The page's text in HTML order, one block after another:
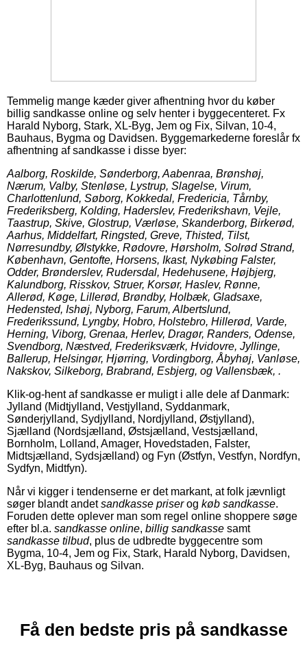
Temmelig mange kæder giver afhentning hvor du køber
billig sandkasse online og selv henter i byggecenteret. Fx
Harald Nyborg, Stark, XL-Byg, Jem og Fix, Silvan, 10-4,
Bauhaus, Bygma og Davidsen. Byggemarkederne foreslår fx
afhentning af sandkasse i disse byer:
Aalborg, Roskilde, Sønderborg, Aabenraa, Brønshøj,
Nærum, Valby, Stenløse, Lystrup, Slagelse, Virum,
Charlottenlund, Søborg, Kokkedal, Fredericia, Tårnby,
Frederiksberg, Kolding, Haderslev, Frederikshavn, Vejle,
Taastrup, Skive, Glostrup, Værløse, Skanderborg, Birkerød,
Aarhus, Middelfart, Ringsted, Greve, Thisted, Tilst,
Nørresundby, Ølstykke, Rødovre, Hørsholm, Solrød Strand,
København, Gentofte, Horsens, Ikast, Nykøbing Falster,
Odder, Brønderslev, Rudersdal, Hedehusene, Højbjerg,
Kalundborg, Risskov, Struer, Korsør, Haslev, Rønne,
Allerød, Køge, Lillerød, Brøndby, Holbæk, Gladsaxe,
Hedensted, Ishøj, Nyborg, Farum, Albertslund,
Frederikssund, Lyngby, Hobro, Holstebro, Hillerød, Varde,
Herning, Viborg, Grenaa, Herlev, Dragør, Randers, Odense,
Svendborg, Næstved, Frederiksværk, Hvidovre, Jyllinge,
Ballerup, Helsingør, Hjørring, Vordingborg, Åbyhøj, Vanløse,
Nakskov, Silkeborg, Brabrand, Esbjerg, og Vallensbæk, .
Klik-og-hent af sandkasse er muligt i alle dele af Danmark:
Jylland (Midtjylland, Vestjylland, Syddanmark,
Sønderjylland, Sydjylland, Nordjylland, Østjylland),
Sjælland (Nordsjælland, Østsjælland, Vestsjælland,
Bornholm, Lolland, Amager, Hovedstaden, Falster,
Midtsjælland, Sydsjælland) og Fyn (Østfyn, Vestfyn, Nordfyn,
Sydfyn, Midtfyn).
Når vi kigger i tendenserne er det markant, at folk jævnligt
søger blandt andetsandkasse priserog køb sandkasse.
Foruden dette oplever man som regel online shoppere søge
efter bl.a. sandkasse online, billig sandkasse samt
sandkasse tilbud, plus de udbredte byggecentre som
Bygma, 10-4, Jem og Fix, Stark, Harald Nyborg, Davidsen,
XL-Byg, Bauhaus og Silvan.
Få den bedste pris på sandkasse